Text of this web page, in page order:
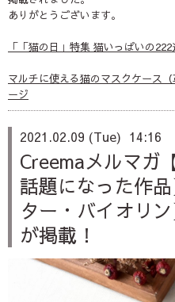
ありがとうございます。
「「猫の日」特集 猫いっぱいの
マルチに使える猫のマスクケース
ージ
2021.02.09 (Tue) 14:16
Creemaメルマガ
話題になった作
ター・バイオリ
が掲載！